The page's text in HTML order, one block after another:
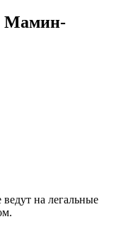
Мамин-
на легальные